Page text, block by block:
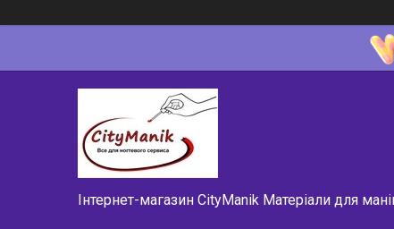
Інтернет-магазин CityManik Матеріали для